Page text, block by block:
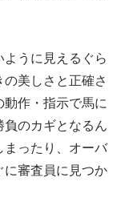
うに見えるぐら
美しさと正確さ
作・指示で馬に
のカギとなるん
ったり、オーバ
審査員に見つか